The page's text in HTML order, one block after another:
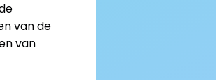
van de
van